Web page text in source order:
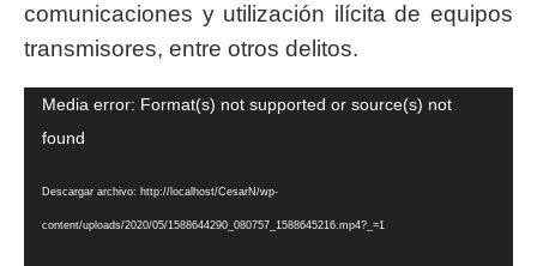
comunicaciones y utilización ilícita de equipos
transmisores, entre otros delitos.
Reproductor
Media error: Format(s) not supported or source(s) not
found
Descargar archivo: http://localhost/CesarN/wp-
content/uploads/2020/05/1588644290_080757_1588645216.mp4?_=1